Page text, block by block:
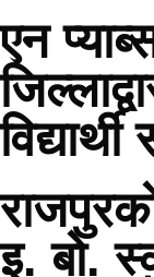
एन
इ. बो.